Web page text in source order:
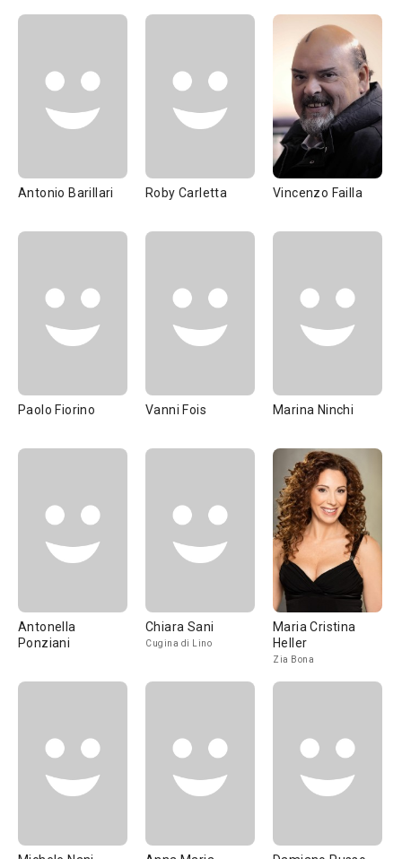
Antonio Barillari Roby Carletta Vincenzo Failla
Paolo Fiorino Vanni Fois Marina Ninchi
Antonella
Ponziani
Chiara Sani
Cugina di Lino
Maria Cristina
Heller
Zia Bona